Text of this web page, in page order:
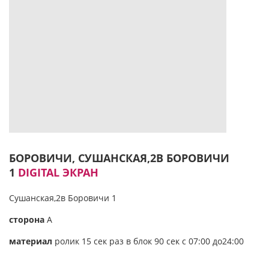
БОРОВИЧИ, СУШАНСКАЯ,2В БОРОВИЧИ
1 DIGITAL ЭКРАН
Сушанская,2в Боровичи 1
сторона А
материал ролик 15 сек раз в блок 90 сек с 07:00 до24:00